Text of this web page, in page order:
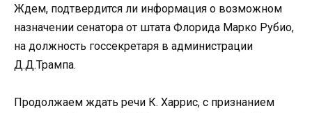
Ждем, подтвердится ли информация о возможном
назначении сенатора от штата Флорида Марко Рубио,
на должность госсекретаря в администрации
Д.Д.Трампа.
Продолжаем ждать речи К. Харрис, с признанием